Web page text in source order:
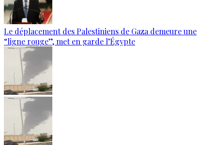
Le déplacement des Palestiniens de Gaza demeure une
“ligne rouge”, met en garde l’Égypte